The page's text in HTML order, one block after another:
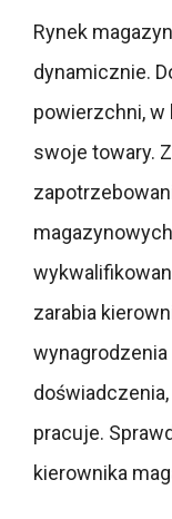
Rynek
dynamicznie.
powierzchni,
swoje towary.
zarabia
pracuje.
kierownika